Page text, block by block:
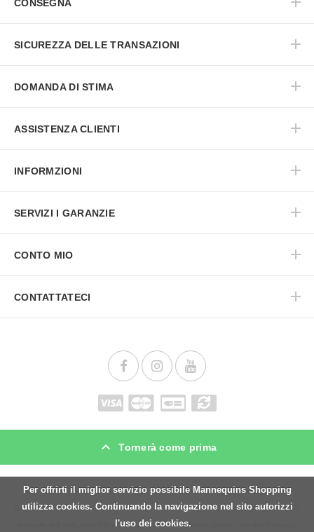
Per offrirti il miglior servizio possibile Mannequins Shopping
utilizza cookies. Continuando la navigazione nel sito autorizzi
l'uso dei cookies.
CONSEGNA
SICUREZZA DELLE TRANSAZIONI
DOMANDA DI STIMA
ASSISTENZA CLIENTI
INFORMZIONI
SERVIZI I GARANZIE
CONTO MIO
CONTATTATECI
Tornerà come prima
Mannequins Shopping è uno specialista inarredamentonegozi, mobili, gondole,
Espositori e Banconi, tavola, in manichini uomo i busti, Illuminazione per negozi e uffici,
lampade, led spot, sistemi di sicurezza,Scrivaniadi legno, grucce i stender di negozi,